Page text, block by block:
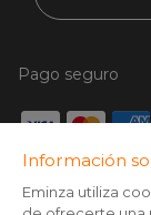
Pago seguro
Tarjeta de
con tarjeta sin